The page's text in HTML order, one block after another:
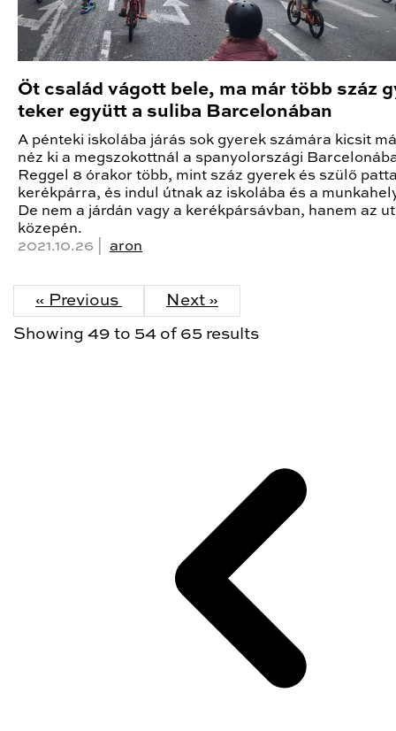
Öt család vágott bele, ma már több száz
teker együtt a suliba Barcelonában
A pénteki iskolába járás sok gyerek számára kicsit
néz ki a megszokottnál a spanyolországi
Reggel 8 órakor több, mint száz gyerek és szülő
kerékpárra, és indul útnak az iskolába és a
De nem a járdán vagy a kerékpársávban, hanem az
közepén.
2021.10.26 | aron
« Previous Next »
Showing 49 to 54 of 65 results